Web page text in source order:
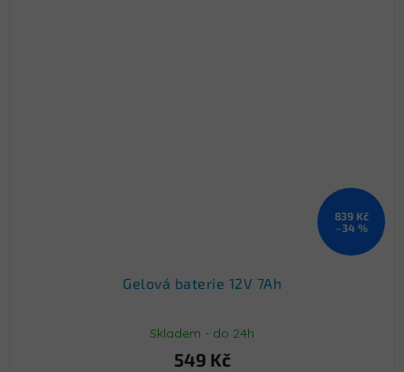
839 Kč
–34 %
Gelová baterie 12V 7Ah
Skladem - do 24h
549 Kč